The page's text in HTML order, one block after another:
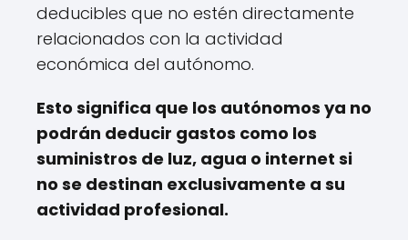
deducibles que no estén directamente
relacionados con la actividad
económica del autónomo.
Esto significa que los autónomos ya no
podrán deducir gastos como los
suministros de luz, agua o internet si
no se destinan exclusivamente a su
actividad profesional.